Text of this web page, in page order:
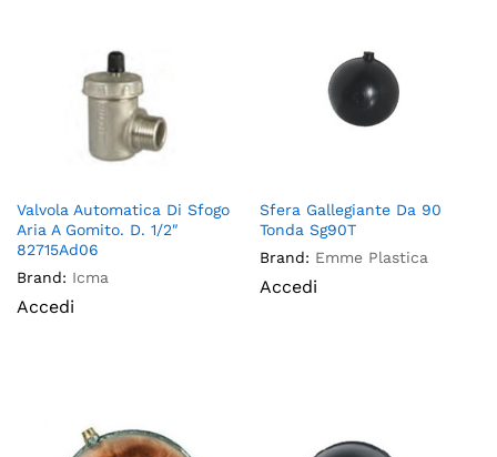
Valvola Automatica Di Sfogo
Aria A Gomito. D. 1/2″
82715Ad06
Brand: Icma
Accedi
Sfera Gallegiante Da 90
Tonda Sg90T
Brand: Emme Plastica
Accedi